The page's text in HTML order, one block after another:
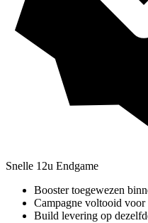
Snelle 12u Endgame
Booster toegewezen
Campagne voltooid
Build levering op